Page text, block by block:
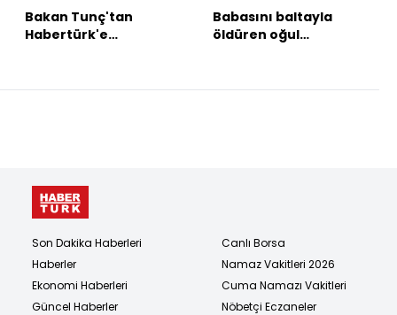
Bakan Tunç'tan
Habertürk'e
Babasını baltayla
öldüren oğul
Son Dakika Haberleri
Haberler
Ekonomi Haberleri
Güncel Haberler
Canlı Borsa
Namaz Vakitleri 2026
Cuma Namazı Vakitleri
Nöbetçi Eczaneler